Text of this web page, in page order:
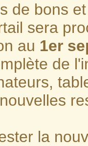
de bons
sera
au 1er
de
la